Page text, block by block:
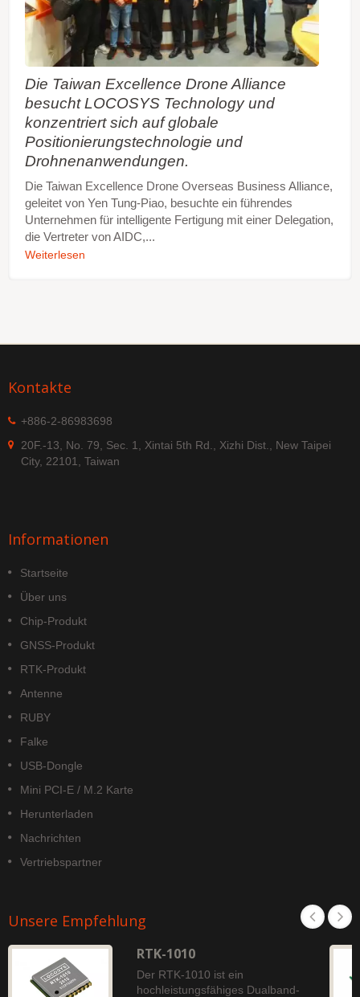
Die Taiwan Excellence Drone Alliance
besucht LOCOSYS Technology und
konzentriert sich auf globale
Positionierungstechnologie und
Drohnenanwendungen.
Die Taiwan Excellence Drone Overseas Business Alliance,
geleitet von Yen Tung-Piao, besuchte ein führendes
Unternehmen für intelligente Fertigung mit einer Delegation,
die Vertreter von AIDC,...
Weiterlesen
Kontakte
+886-2-86983698
20F.-13, No. 79, Sec. 1, Xintai 5th Rd., Xizhi Dist., New Taipei
City, 22101, Taiwan
Informationen
Startseite
Über uns
Chip-Produkt
GNSS-Produkt
RTK-Produkt
Antenne
RUBY
Falke
USB-Dongle
Mini PCI-E / M.2 Karte
Herunterladen
Nachrichten
Vertriebspartner
Unsere Empfehlung
RTK-1010
Der RTK-1010 ist ein
hochleistungsfähiges Dualband-